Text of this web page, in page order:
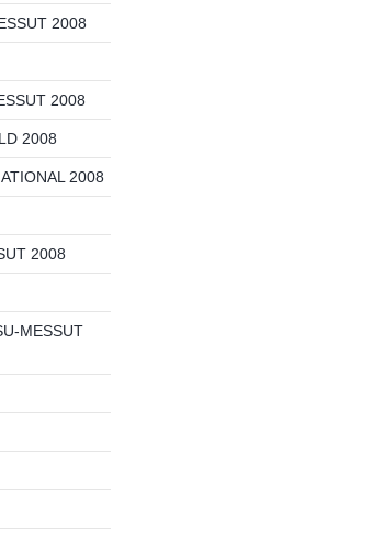
2008
2008
2008
2008
2008
MESSUT